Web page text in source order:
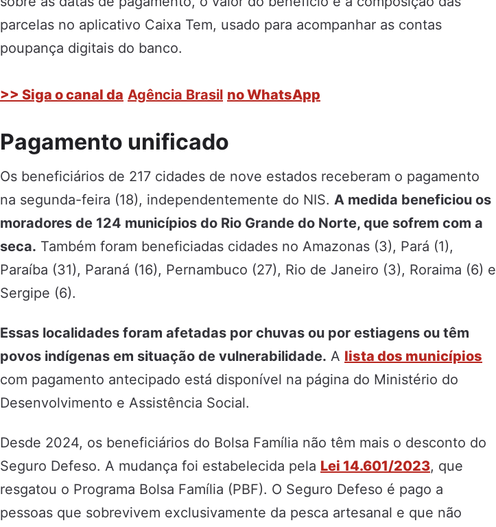
parcelas no aplicativo Caixa Tem, usado para acompanhar as contas
poupança digitais do banco.
>> Siga o canal da Agência Brasil no WhatsApp
Pagamento unificado
Os beneficiários de 217 cidades de nove estados receberam o pagamento
na segunda-feira (18), independentemente do NIS. A medida beneficiou os
moradores de 124 municípios do Rio Grande do Norte, que sofrem com a
seca. Também foram beneficiadas cidades no Amazonas (3), Pará (1),
Paraíba (31), Paraná (16), Pernambuco (27), Rio de Janeiro (3), Roraima (6) e
Sergipe (6).
Essas localidades foram afetadas por chuvas ou por estiagens ou têm
povos indígenas em situação de vulnerabilidade. A lista dos municípios
com pagamento antecipado está disponível na página do Ministério do
Desenvolvimento e Assistência Social.
Desde 2024, os beneficiários do Bolsa Família não têm mais o desconto do
Seguro Defeso. A mudança foi estabelecida pela Lei 14.601/2023, que
resgatou o Programa Bolsa Família (PBF). O Seguro Defeso é pago a
pessoas que sobrevivem exclusivamente da pesca artesanal e que não